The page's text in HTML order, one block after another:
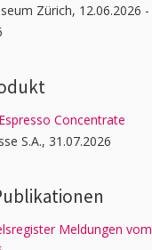
Zürich, 12.06.2026 -
Concentrate
S.A., 31.07.2026
Meldungen vom